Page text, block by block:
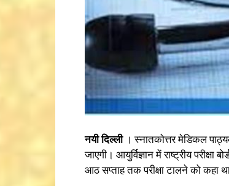
नयी दिल्ली। स्नातकोत्तर मेडिकल
जाएगी। आयुर्विज्ञान में राष्ट्रीय
आठ सप्ताह तक परीक्षा टालने को कहा